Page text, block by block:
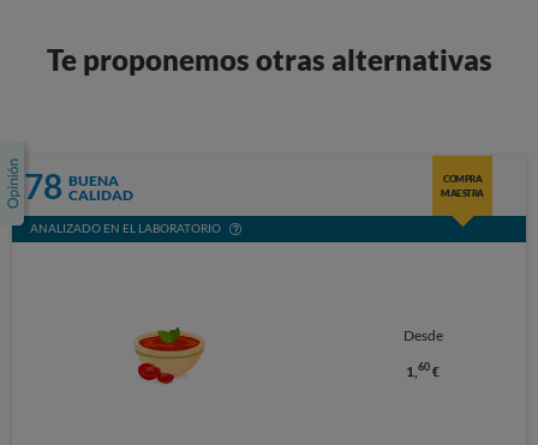
Te proponemos otras alternativas
78 BUENA
CALIDAD
COMPRA
MAESTRA
ANALIZADO EN EL LABORATORIO
Desde
1,60 €